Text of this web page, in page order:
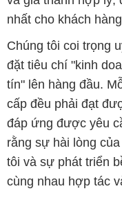
nhất cho khách
Chúng tôi coi trọng
đặt tiêu chí "kinh
tín" lên hàng đầu.
cấp đều phải đạt
đáp ứng được yêu
rằng sự hài lòng
tôi và sự phát triển
cùng nhau hợp tác